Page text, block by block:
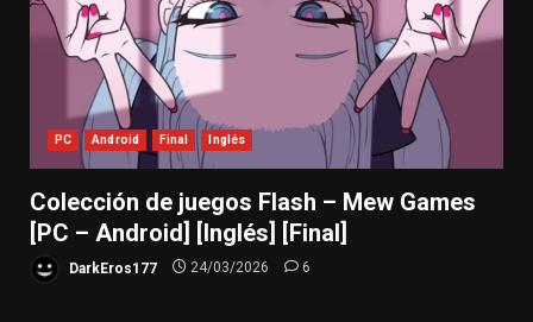
PC Android Final Inglés
Colección de juegos Flash – Mew Games
[PC – Android] [Inglés] [Final]
DarkEros177 24/03/2026 6